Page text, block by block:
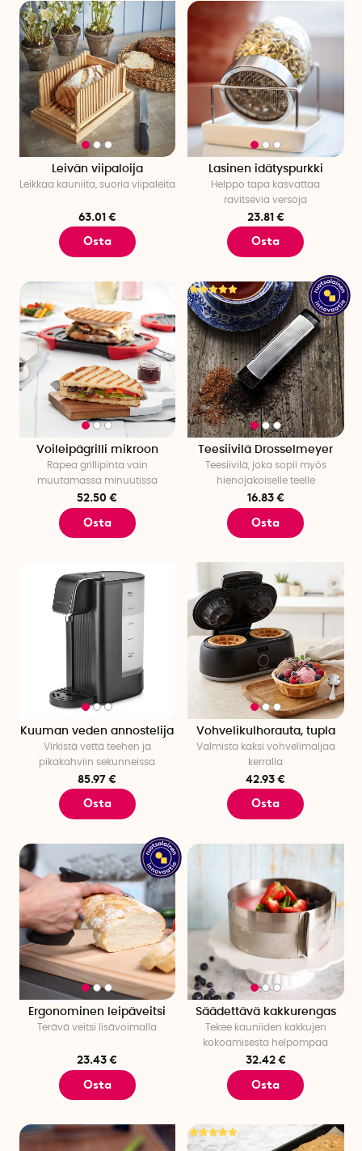
Leivän viipaloija
Leikkaa kauniita, suoria viipaleita
63.01 €
Osta
Lasinen idätyspurkki
Helppo tapa kasvattaa
ravitsevia versoja
23.81 €
Osta
Voileipägrilli mikroon
Rapea grillipinta vain
muutamassa minuutissa
52.50 €
Osta
Teesiivilä Drosselmeyer
Teesiivilä, joka sopii myös
hienojakoiselle teelle
16.83 €
Osta
Kuuman veden annostelija
Virkistä vettä teehen ja
pikakahviin sekunneissa
85.97 €
Osta
Vohvelikulhorauta, tupla
Valmista kaksi vohvelimaljaa
kerralla
42.93 €
Osta
Ergonominen leipäveitsi
Terävä veitsi lisävoimalla
23.43 €
Osta
Säädettävä kakkurengas
Tekee kauniiden kakkujen
kokoamisesta helpompaa
32.42 €
Osta